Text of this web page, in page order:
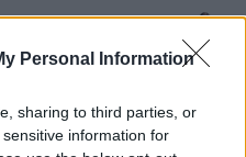
Personal Information
sharing to third parties, or
information for